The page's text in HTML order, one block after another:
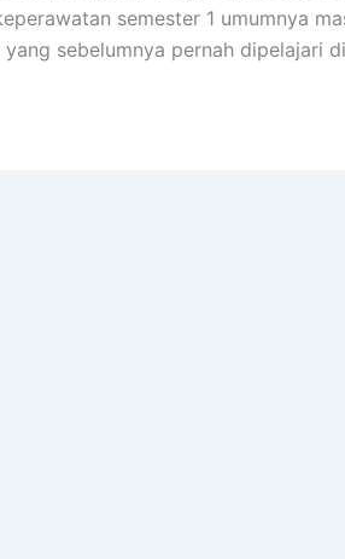
semester 1 umumnya
sebelumnya pernah dipelajari